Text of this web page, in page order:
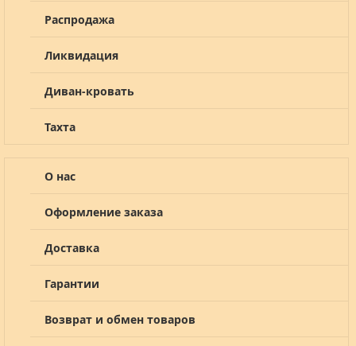
Распродажа
Ликвидация
Диван-кровать
Тахта
О нас
Оформление заказа
Доставка
Гарантии
Возврат и обмен товаров